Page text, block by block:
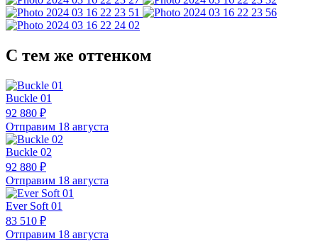
С тем же оттенком
Buckle 01
92 880 ₽
Отправим 18 августа
Buckle 02
92 880 ₽
Отправим 18 августа
Ever Soft 01
83 510 ₽
Отправим 18 августа